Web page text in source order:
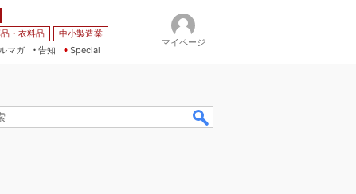
・衣料品
中小製造業
マガ
告知 Special
マイページ